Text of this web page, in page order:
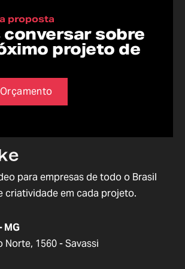
proposta
conversar sobre
projeto de
para empresas de todo o Brasil
criatividade em cada projeto.
MG
Norte, 1560 - Savassi